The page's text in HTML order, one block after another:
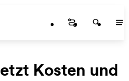
Startseite
Kosten und